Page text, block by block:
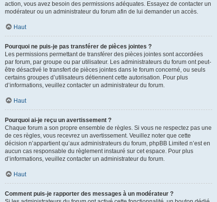
action, vous avez besoin des permissions adéquates. Essayez de contacter un
modérateur ou un administrateur du forum afin de lui demander un accès.
Haut
Pourquoi ne puis-je pas transférer de pièces jointes ?
Les permissions permettant de transférer des pièces jointes sont accordées
par forum, par groupe ou par utilisateur. Les administrateurs du forum ont peut-
être désactivé le transfert de pièces jointes dans le forum concerné, ou seuls
certains groupes d’utilisateurs détiennent cette autorisation. Pour plus
d’informations, veuillez contacter un administrateur du forum.
Haut
Pourquoi ai-je reçu un avertissement ?
Chaque forum a son propre ensemble de règles. Si vous ne respectez pas une
de ces règles, vous recevrez un avertissement. Veuillez noter que cette
décision n’appartient qu’aux administrateurs du forum, phpBB Limited n’est en
aucun cas responsable du règlement instauré sur cet espace. Pour plus
d’informations, veuillez contacter un administrateur du forum.
Haut
Comment puis-je rapporter des messages à un modérateur ?